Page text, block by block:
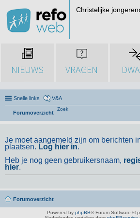
Christelijke
NIEUWS VRAGEN
Snelle links V&A
Forumoverzicht
Zoek
Je moet aangemeld zijn om berichten
plaatsen. Log hier in.
Heb je nog geen gebruikersnaam,
hier.
Forumoverzicht
Powered by phpBB® Forum Software ©